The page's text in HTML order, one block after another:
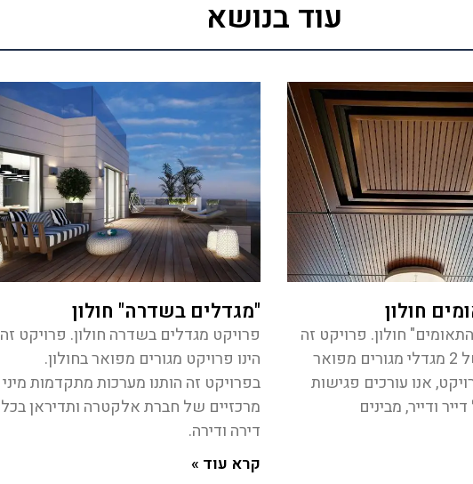
עוד בנושא
חולון
חולון. פרויקט זה
הינו פרויקט של 2 מגדלי מגורים מפואר
אנו עורכים פגישות
ודייר, מבינים
"מגדלים בשדרה" חולון
פרויקט מגדלים בשדרה חולון. פרויקט זה
הינו פרויקט מגורים מפואר בחולון.
בפרויקט זה הותנו מערכות מתקדמות מיני
מרכזיים של חברת אלקטרה ותדיראן בכל
דירה ודירה.
קרא עוד »